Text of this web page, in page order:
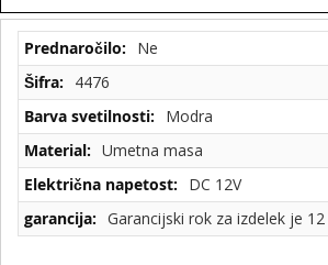
Tehnične
specifikacije
Ne
4476
Modra
Umetna masa
DC 12V
Garancijski rok za izdelek je